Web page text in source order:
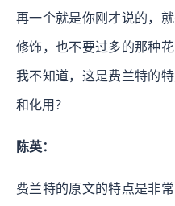
再一个就是你刚才说的，
修饰，也不要过多的那种
我不知道，这是费兰特的
和化用？
陈英：
费兰特的原文的特点是非